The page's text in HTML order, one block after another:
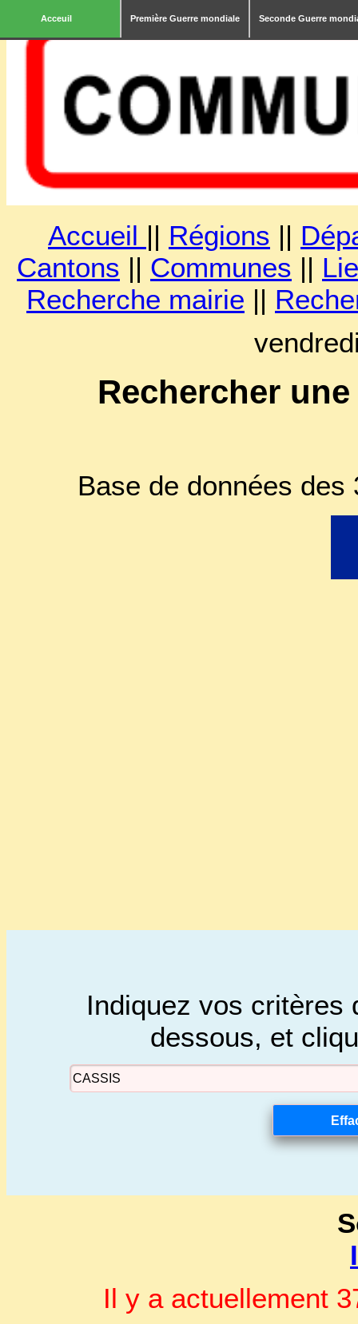
Acceuil Première Guerre mondiale Seconde Guerre
Accueil || Régions ||
Cantons || Communes ||
Recherche mairie ||
Rechercher
Base de données
Indiquez vos critères
dessous, et
Il y a actuellement